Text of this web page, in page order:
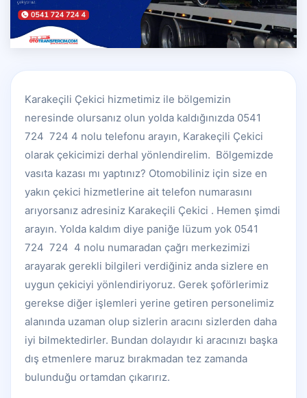
Karakeçili Çekici hizmetimiz ile bölgemizin
neresinde olursanız olun yolda kaldığınızda 0541
724 724 4 nolu telefonu arayın, Karakeçili Çekici
olarak çekicimizi derhal yönlendirelim. Bölgemizde
vasıta kazası mı yaptınız? Otomobiliniz için size en
yakın çekici hizmetlerine ait telefon numarasını
arıyorsanız adresiniz Karakeçili Çekici . Hemen şimdi
arayın. Yolda kaldım diye paniğe lüzum yok 0541
724 724 4 nolu numaradan çağrı merkezimizi
arayarak gerekli bilgileri verdiğiniz anda sizlere en
uygun çekiciyi yönlendiriyoruz. Gerek şoförlerimiz
gerekse diğer işlemleri yerine getiren personelimiz
alanında uzaman olup sizlerin aracını sizlerden daha
iyi bilmektedirler. Bundan dolayıdır ki aracınızı başka
dış etmenlere maruz bırakmadan tez zamanda
bulunduğu ortamdan çıkarırız.